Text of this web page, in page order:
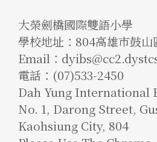
大榮劍橋國際雙語小學
學校地址：804高雄市鼓山
Email：
電話：(07)533-2450
Dah Yung International
No. 1, Darong Street,
Kaohsiung City, 804